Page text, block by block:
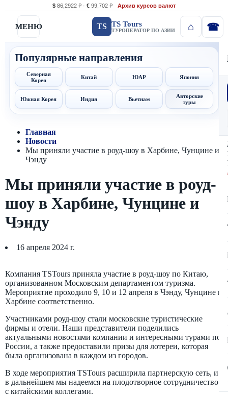
$ 86,2922 ₽ · € 99,702 ₽ Архив курсов валют
МЕНЮ TS TS Tours
ТУРОПЕРАТОР ПО АЗИИ
Популярные направления
Северная
Корея
Китай ЮАР Япония
Южная Корея Индия Вьетнам
Авторские
туры
Главная
Новости
Мы приняли участие в роуд-шоу в Харбине, Чунцине и
Чэнду
Мы приняли участие в роуд-
шоу в Харбине, Чунцине и
Чэнду
16 апреля 2024 г.
Компания TSTours приняла участие в роуд-шоу по Китаю,
организованном Московским департаментом туризма.
Мероприятие проходило 9, 10 и 12 апреля в Чэнду, Чунцине и
Харбине соответственно.
Участниками роуд-шоу стали московские туристические
фирмы и отели. Наши представители поделились
актуальными новостями компании и интересными турами по
России, а также предоставили призы для лотереи, которая
была организована в каждом из городов.
В ходе мероприятия TSTours расширила партнерскую сеть, и
в дальнейшем мы надеемся на плодотворное сотрудничество
с китайскими коллегами.